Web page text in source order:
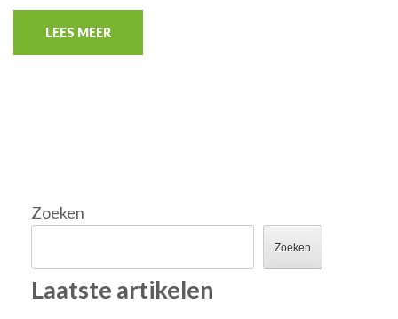
LEES MEER
Zoeken
Zoeken
Laatste artikelen